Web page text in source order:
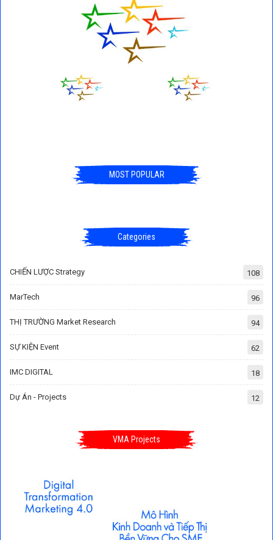
MOST POPULAR
Categories
CHIẾN LƯỢC Strategy 108
MarTech 96
THỊ TRƯỜNG Market Research 94
SỰ KIỆN Event 62
IMC DIGITAL 18
Dự Án - Projects 12
VMA Projects